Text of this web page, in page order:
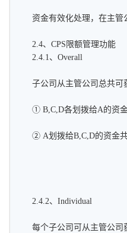
资金有效化处理，在主管
2.4、CPS限额管理功能
2.4.1、Overall
子公司从主管公司总共可
① B,C,D各划拨给A的资金
② A划拨给B,C,D的资金共
2.4.2、Individual
每个子公司可从主管公司